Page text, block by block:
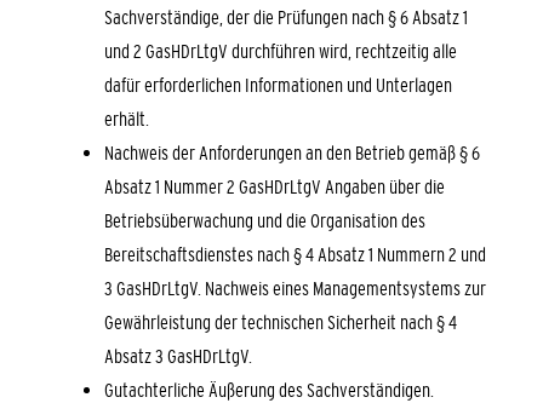
Sachverständige, der die Prüfungen nach § 6 Absatz 1
und 2 GasHDrLtgV durchführen wird, rechtzeitig alle
dafür erforderlichen Informationen und Unterlagen
erhält.
Nachweis der Anforderungen an den Betrieb gemäß § 6
Absatz 1 Nummer 2 GasHDrLtgV Angaben über die
Betriebsüberwachung und die Organisation des
Bereitschaftsdienstes nach § 4 Absatz 1 Nummern 2 und
3 GasHDrLtgV. Nachweis eines Managementsystems zur
Gewährleistung der technischen Sicherheit nach § 4
Absatz 3 GasHDrLtgV.
Gutachterliche Äußerung des Sachverständigen.